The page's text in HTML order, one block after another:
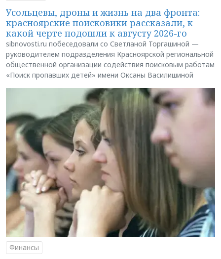
Усольцевы, дроны и жизнь на два фронта:
красноярские поисковики рассказали, к
какой черте подошли к августу 2026-го
sibnovosti.ru побеседовали со Светланой Торгашиной —
руководителем подразделения Красноярской региональной
общественной организации содействия поисковым работам
«Поиск пропавших детей» имени Оксаны Василишиной
Финансы